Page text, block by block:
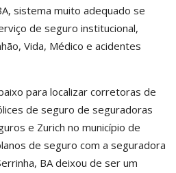
sistema muito adequado se
de seguro institucional,
Vida, Médico e acidentes
para localizar corretoras de
de seguro de seguradoras
e Zurich no município de
de seguro com a seguradora
BA deixou de ser um